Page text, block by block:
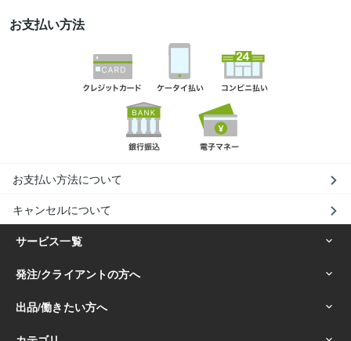
お支払い方法
お支払い方法について
キャンセルについて